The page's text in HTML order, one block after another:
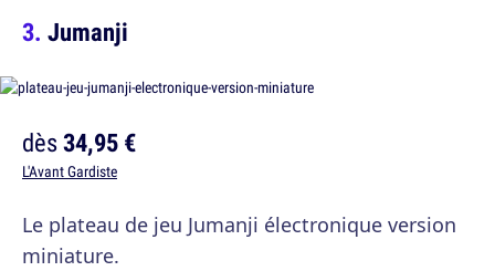
Jumanji
dès34,95 €
L'Avant Gardiste
Le plateau de jeu Jumanji électronique version
miniature.